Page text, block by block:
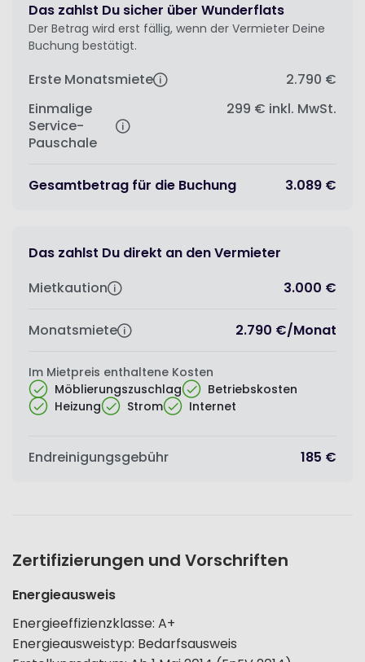
Das zahlst Du sicher über Wunderflats
Der Betrag wird erst fällig, wenn der Vermieter Deine
Buchung bestätigt.
Erste Monatsmiete
2.790 €
Einmalige
Service-
Pauschale
299 € inkl. MwSt.
Gesamtbetrag für die Buchung 3.089 €
Das zahlst Du direkt an den Vermieter
Mietkaution
3.000 €
Monatsmiete 2.790 €/Monat
Im Mietpreis enthaltene Kosten
Möblierungszuschlag
Betriebskosten
Heizung
Strom Internet
Endreinigungsgebühr 185 €
Zertifizierungen und Vorschriften
Energieausweis
Energieeffizienzklasse: A+
Energieausweistyp: Bedarfsausweis